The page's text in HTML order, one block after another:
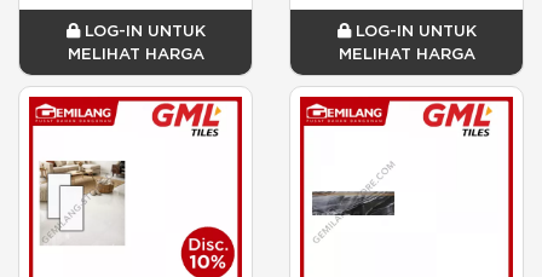
LOG-IN UNTUK
MELIHAT HARGA
LOG-IN UNTUK
MELIHAT HARGA